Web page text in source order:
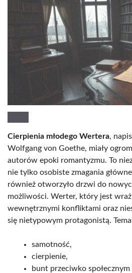
Cierpienia młodego Wertera,
Wolfgang von Goethe, miały
autorów epoki romantyzmu. To
nie tylko osobiste zmagania
również otworzyło drzwi do
możliwości. Werter, który jest
wewnętrznymi konfliktami oraz
się nietypowym protagonistą.
samotność,
cierpienie,
bunt przeciwko